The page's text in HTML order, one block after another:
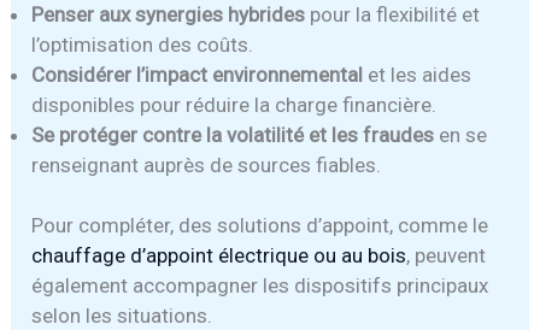
Penser aux synergies hybrides pour la flexibilité et
l’optimisation des coûts.
Considérer l’impact environnemental et les aides
disponibles pour réduire la charge financière.
Se protéger contre la volatilité et les fraudes en se
renseignant auprès de sources fiables.
Pour compléter, des solutions d’appoint, comme le
chauffage d’appoint électrique ou au bois, peuvent
également accompagner les dispositifs principaux
selon les situations.